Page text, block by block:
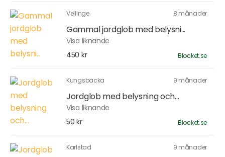
Vellinge 8 månader
Gammal jordglob med belysni...
Visa liknande
450 kr
Blocket.se
Kungsbacka 9 månader
Jordglob med belysning och...
Visa liknande
50 kr
Blocket.se
Karlstad 9 månader